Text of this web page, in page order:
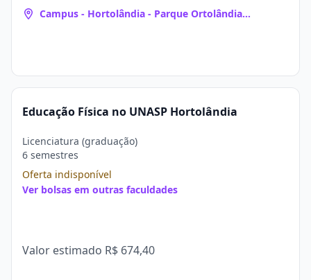
Campus - Hortolândia - Parque Ortolândia
Educação Física no UNASP Hortolândia
Licenciatura (graduação)
6 semestres
Oferta indisponível
Ver bolsas em outras faculdades
Valor estimado R$ 674,40